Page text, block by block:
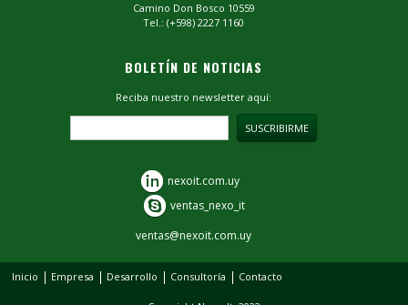
Camino Don Bosco 10559
Tel.: (+598) 2227 1160
BOLETÍN DE NOTICIAS
Reciba nuestro newsletter aquí:
nexoit.com.uy
ventas_nexo_it
ventas@nexoit.com.uy
Inicio Empresa Desarrollo Consultoría Contacto